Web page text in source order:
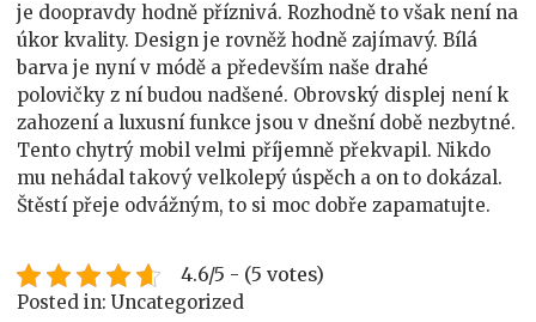
je doopravdy hodně příznivá. Rozhodně to však není na
úkor kvality. Design je rovněž hodně zajímavý. Bílá
barva je nyní v módě a především naše drahé
polovičky z ní budou nadšené. Obrovský displej není k
zahození a luxusní funkce jsou v dnešní době nezbytné.
Tento chytrý mobil velmi příjemně překvapil. Nikdo
mu nehádal takový velkolepý úspěch a on to dokázal.
Štěstí přeje odvážným, to si moc dobře zapamatujte.
4.6/5 - (5 votes)
Posted in: Uncategorized